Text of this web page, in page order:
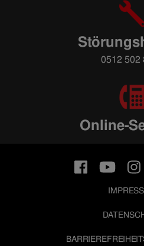
0512 502
Online-